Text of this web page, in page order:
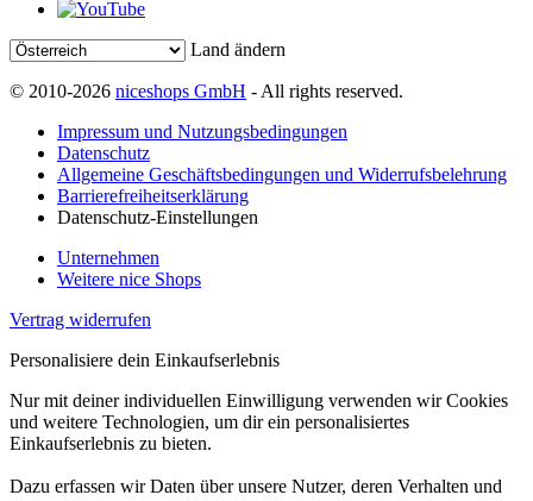
Land ändern
© 2010-2026 niceshops GmbH - All rights reserved.
Impressum und Nutzungsbedingungen
Datenschutz
Allgemeine Geschäftsbedingungen und Widerrufsbelehrung
Barrierefreiheitserklärung
Datenschutz-Einstellungen
Unternehmen
Weitere nice Shops
Vertrag widerrufen
Personalisiere dein Einkaufserlebnis
Nur mit deiner individuellen Einwilligung verwenden wir Cookies
und weitere Technologien, um dir ein personalisiertes
Einkaufserlebnis zu bieten.
Dazu erfassen wir Daten über unsere Nutzer, deren Verhalten und